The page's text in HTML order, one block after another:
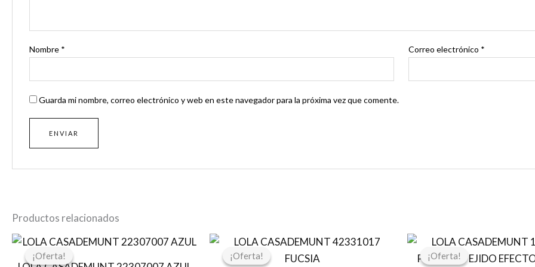
Nombre * Correo electrónico *
Guarda mi nombre, correo electrónico y web en este navegador para la próxima vez que comente.
Productos relacionados
¡Oferta!
¡Oferta!
El
original
El
actual
¡Oferta!
¡Oferta!
El
original
El
¡Oferta!
¡Oferta!
El
original